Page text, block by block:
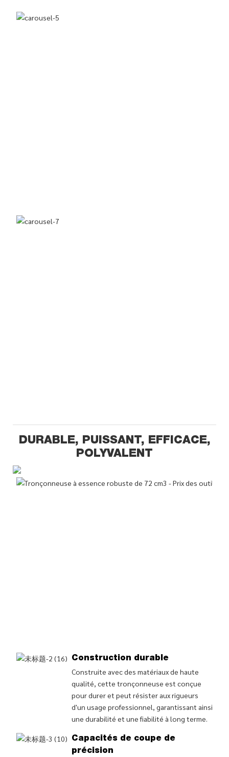
DURABLE, PUISSANT, EFFICACE,
POLYVALENT
Construction durable
Construite avec des matériaux de haute
qualité, cette tronçonneuse est conçue
pour durer et peut résister aux rigueurs
d'un usage professionnel, garantissant ainsi
une durabilité et une fiabilité à long terme.
Capacités de coupe de
précision